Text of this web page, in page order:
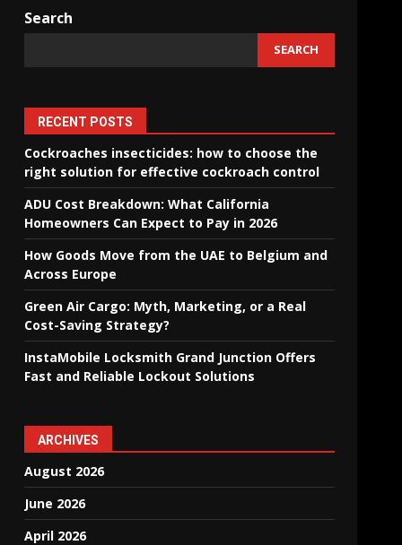
Search
SEARCH
RECENT POSTS
Cockroaches insecticides: how to choose the
right solution for effective cockroach control
ADU Cost Breakdown: What California
Homeowners Can Expect to Pay in 2026
How Goods Move from the UAE to Belgium and
Across Europe
Green Air Cargo: Myth, Marketing, or a Real
Cost-Saving Strategy?
InstaMobile Locksmith Grand Junction Offers
Fast and Reliable Lockout Solutions
ARCHIVES
August 2026
June 2026
April 2026